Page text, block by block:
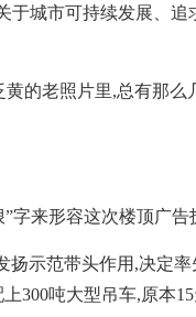
于城市可持续发展、追
的老照片里,总有那么
来形容这次楼顶广告
示范带头作用,决定率
300吨大型吊车,原本